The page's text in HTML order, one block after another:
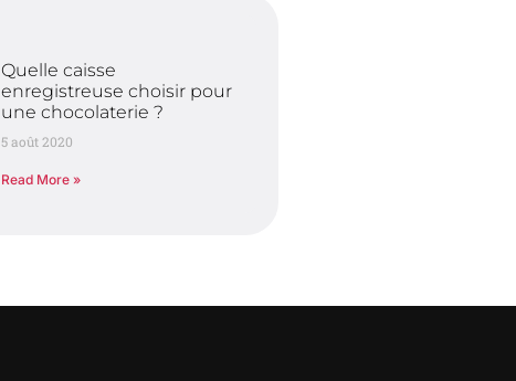
Quelle caisse
enregistreuse choisir pour
une chocolaterie ?
5 août 2020
Read More »